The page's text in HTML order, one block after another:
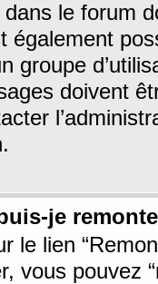
le forum
également
groupe
doivent
je
le lien
vous pouvez